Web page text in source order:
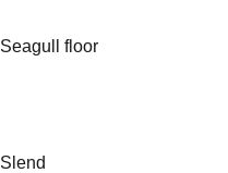
Seagull floor
Slend